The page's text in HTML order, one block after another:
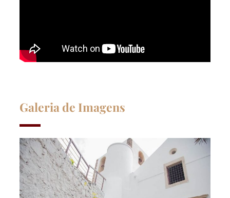
Galeria de Imagens